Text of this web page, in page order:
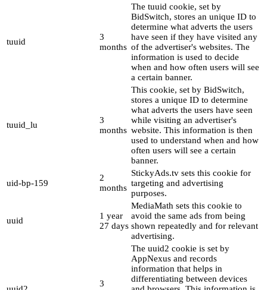
tuuid
3
months
The tuuid cookie, set by
BidSwitch, stores an unique ID to
determine what adverts the users
have seen if they have visited any
of the advertiser's websites. The
information is used to decide
when and how often users will see
a certain banner.
tuuid_lu
3
months
This cookie, set by BidSwitch,
stores a unique ID to determine
what adverts the users have seen
while visiting an advertiser's
website. This information is then
used to understand when and how
often users will see a certain
banner.
uid-bp-159
2
months
StickyAds.tv sets this cookie for
targeting and advertising
purposes.
uuid
1 year
27 days
MediaMath sets this cookie to
avoid the same ads from being
shown repeatedly and for relevant
advertising.
3
The uuid2 cookie is set by
AppNexus and records
information that helps in
differentiating between devices